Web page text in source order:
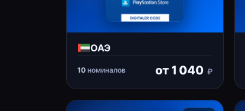
ОАЭ
10 номиналов от 1 040 ₽